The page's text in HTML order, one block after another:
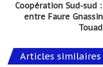
Coopération Sud-sud
entre Faure
Articles similaires